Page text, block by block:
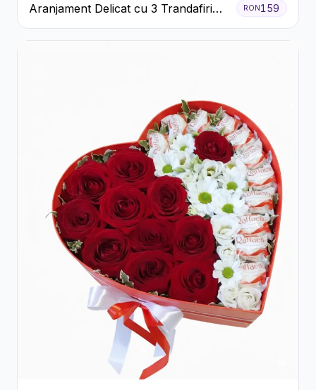
Aranjament Delicat cu 3 Trandafiri
Roz în Cutie Albă
RON 159